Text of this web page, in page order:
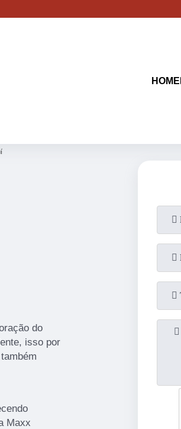
HOME
do
isso por
Maxx